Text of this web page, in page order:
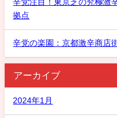
辛党注目！東京芝の究極激
拠点
辛党の楽園：京都激辛商店
アーカイブ
2024年1月